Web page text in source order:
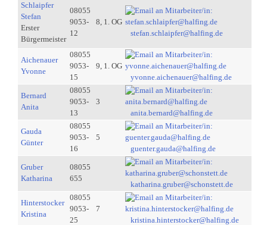
Schlaipfer
Stefan
Erster
Bürgermeister
08055
9053-
12
8, 1. OG
stefan.schlaipfer@halfing.de
Aichenauer
Yvonne
08055
9053-
15
9, 1. OG
yvonne.aichenauer@halfing.de
Bernard
Anita
08055
9053-
13
3
anita.bernard@halfing.de
Gauda
Günter
08055
9053-
16
5
guenter.gauda@halfing.de
Gruber
Katharina
08055
655
katharina.gruber@schonstett.de
Hinterstocker
Kristina
08055
9053-
25
7
kristina.hinterstocker@halfing.de